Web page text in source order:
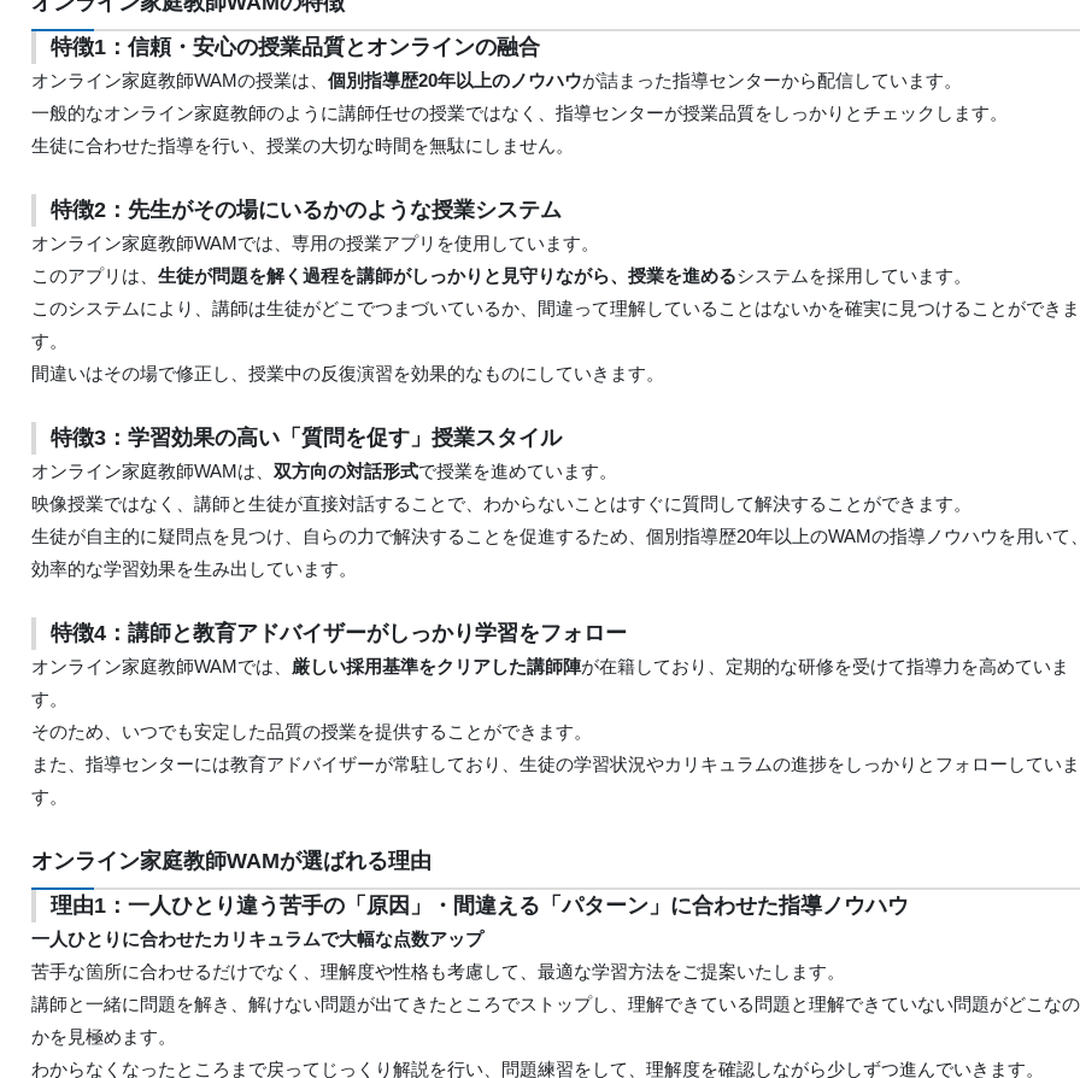
特徴1：信頼・安心の授業品質とオンラインの融合
オンライン家庭教師WAMの授業は、個別指導歴20年以上のノウハウが詰まった指導センターから配信しています。
一般的なオンライン家庭教師のように講師任せの授業ではなく、指導センターが授業品質をしっかりとチェックします。
生徒に合わせた指導を行い、授業の大切な時間を無駄にしません。
特徴2：先生がその場にいるかのような授業システム
オンライン家庭教師WAMでは、専用の授業アプリを使用しています。
このアプリは、生徒が問題を解く過程を講師がしっかりと見守りながら、授業を進めるシステムを採用しています。
このシステムにより、講師は生徒がどこでつまづいているか、間違って理解していることはないかを確実に見つけることができま
す。
間違いはその場で修正し、授業中の反復演習を効果的なものにしていきます。
特徴3：学習効果の高い「質問を促す」授業スタイル
オンライン家庭教師WAMは、双方向の対話形式で授業を進めています。
映像授業ではなく、講師と生徒が直接対話することで、わからないことはすぐに質問して解決することができます。
生徒が自主的に疑問点を見つけ、自らの力で解決することを促進するため、個別指導歴20年以上のWAMの指導ノウハウを用いて
効率的な学習効果を生み出しています。
特徴4：講師と教育アドバイザーがしっかり学習をフォロー
オンライン家庭教師WAMでは、 厳しい採用基準をクリアした講師陣が在籍しており、定期的な研修を受けて指導力を高めていま
す。
そのため、いつでも安定した品質の授業を提供することができます。
また、指導センターには教育アドバイザーが常駐しており、生徒の学習状況やカリキュラムの進捗をしっかりとフォローしていま
す。
オンライン家庭教師WAMが選ばれる理由
理由1：一人ひとり違う苦手の「原因」・間違える「パターン」に合わせた指導ノウハウ
一人ひとりに合わせたカリキュラムで大幅な点数アップ
苦手な箇所に合わせるだけでなく、理解度や性格も考慮して、最適な学習方法をご提案いたします。
講師と一緒に問題を解き、解けない問題が出てきたところでストップし、理解できている問題と理解できていない問題がどこなの
かを見極めます。
わからなくなったところまで戻ってじっくり解説を行い、問題練習をして、理解度を確認しながら少しずつ進んでいきます。